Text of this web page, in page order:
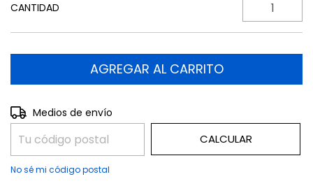
CANTIDAD
Entregas para el CP:
Medios de envío
CALCULAR
No sé mi código postal